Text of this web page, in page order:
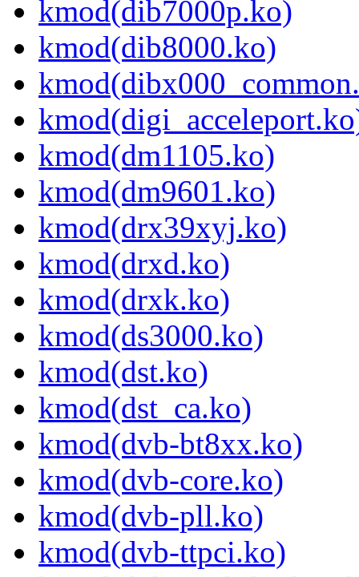
kmod(dib7000p.ko)
kmod(dib8000.ko)
kmod(dm1105.ko)
kmod(dm9601.ko)
kmod(drx39xyj.ko)
kmod(drxd.ko)
kmod(drxk.ko)
kmod(ds3000.ko)
kmod(dst.ko)
kmod(dst_ca.ko)
kmod(dvb-bt8xx.ko)
kmod(dvb-core.ko)
kmod(dvb-pll.ko)
kmod(dvb-ttpci.ko)